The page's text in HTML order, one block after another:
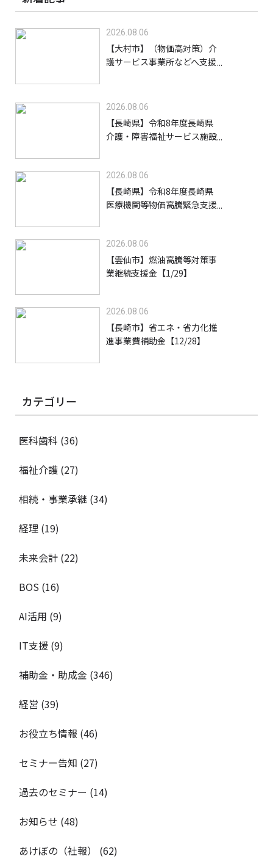
2026.08.06
【大村市】（物価高対策）介
護サービス事業所などへ支援
2026.08.06
【長崎県】令和8年度長崎県
介護・障害福祉サービス施設
2026.08.06
【長崎県】令和8年度長崎県
医療機関等物価高騰緊急支援
2026.08.06
【雲仙市】燃油高騰等対策事
業継続支援金【1/29】
2026.08.06
【長崎市】省エネ・省力化推
進事業費補助金【12/28】
カテゴリー
医科歯科 (36)
福祉介護 (27)
相続・事業承継 (34)
経理 (19)
未来会計 (22)
BOS (16)
AI活用 (9)
IT支援 (9)
補助金・助成金 (346)
経営 (39)
お役立ち情報 (46)
セミナー告知 (27)
過去のセミナー (14)
お知らせ (48)
あけぼの（社報）
(62)